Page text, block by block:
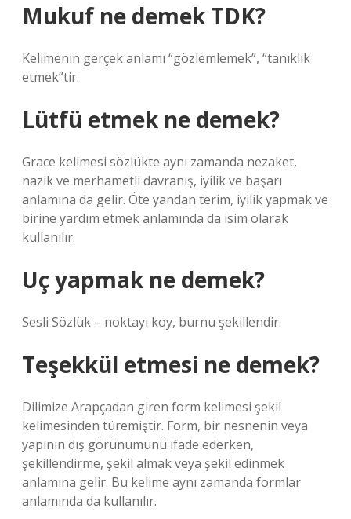
Mukuf ne demek TDK?
Kelimenin gerçek anlamı “gözlemlemek”, “tanıklık
etmek”tir.
Lütfü etmek ne demek?
Grace kelimesi sözlükte aynı zamanda nezaket,
nazik ve merhametli davranış, iyilik ve başarı
anlamına da gelir. Öte yandan terim, iyilik yapmak ve
birine yardım etmek anlamında da isim olarak
kullanılır.
Uç yapmak ne demek?
Sesli Sözlük – noktayı koy, burnu şekillendir.
Teşekkül etmesi ne demek?
Dilimize Arapçadan giren form kelimesi şekil
kelimesinden türemiştir. Form, bir nesnenin veya
yapının dış görünümünü ifade ederken,
şekillendirme, şekil almak veya şekil edinmek
anlamına gelir. Bu kelime aynı zamanda formlar
anlamında da kullanılır.